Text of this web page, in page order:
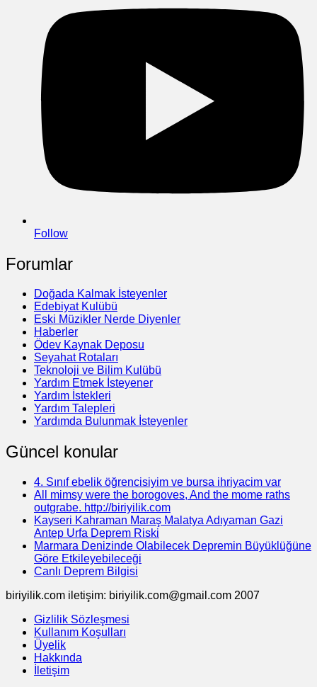
Follow
Forumlar
Doğada Kalmak İsteyenler
Edebiyat Kulübü
Eski Müzikler Nerde Diyenler
Haberler
Ödev Kaynak Deposu
Seyahat Rotaları
Teknoloji ve Bilim Kulübü
Yardım Etmek İsteyener
Yardım İstekleri
Yardım Talepleri
Yardımda Bulunmak İsteyenler
Güncel konular
4. Sınıf ebelik öğrencisiyim ve bursa ihriyacim var
All mimsy were the borogoves, And the mome raths
outgrabe. http://biriyilik.com
Kayseri Kahraman Maraş Malatya Adıyaman Gazi
Antep Urfa Deprem Riski
Marmara Denizinde Olabilecek Depremin Büyüklüğüne
Göre Etkileyebileceği
Canlı Deprem Bilgisi
biriyilik.com iletişim: biriyilik.com@gmail.com 2007
Gizlilik Sözleşmesi
Kullanım Koşulları
Üyelik
Hakkında
İletişim